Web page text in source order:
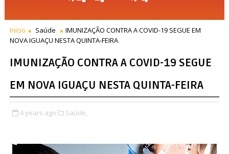
Início Saúde
IMUNIZAÇÃO CONTRA A COVID-19 SEGUE EM
NOVA IGUAÇU NESTA QUINTA-FEIRA
IMUNIZAÇÃO CONTRA A COVID-19 SEGUE
EM NOVA IGUAÇU NESTA QUINTA-FEIRA
4 years ago Saúde,